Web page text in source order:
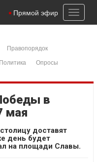
Toggle
Прямой эфир
Правопорядок
Политика
Опросы
в
мая
доставят
день будет
на площади Славы.